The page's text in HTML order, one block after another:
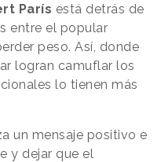
París está detrás de
entre el popular
peso. Así, donde
logran camuflar los
lo tienen más
un mensaje positivo e
y dejar que el